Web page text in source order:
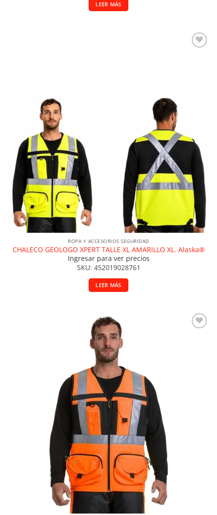
LEER MÁS
ROPA Y ACCESORIOS SEGURIDAD
CHALECO GEOLOGO XPERT TALLE XL AMARILLO XL. Alaska®
Ingresar para ver precios
SKU: 452019028761
LEER MÁS